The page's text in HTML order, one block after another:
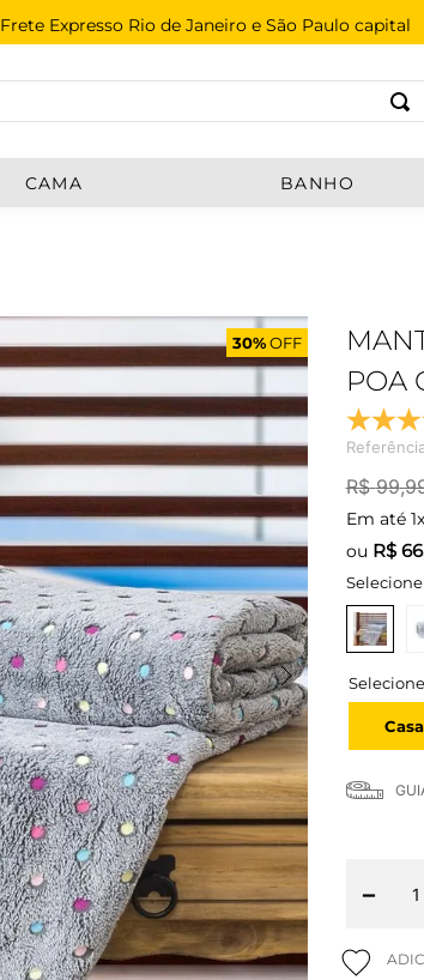
Frete Expresso Rio de Janeiro e São Paulo capital
CAMA BANHO
30%OFF
POA
R$ 99,
Em até 1x
ou R$
Selecione
－